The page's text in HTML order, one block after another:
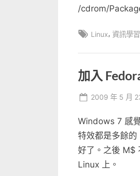
/cdrom/
Tags:
Linux, 資訊學習
加入
Posted
2009 年 5 月
Windows 7 感
特效都是多餘
好了。之後 M$
Linux 上。